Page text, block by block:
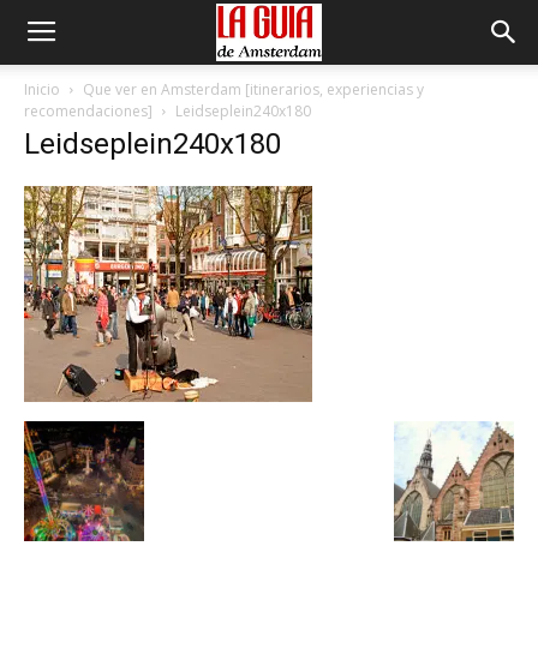
Inicio
Que ver en Amsterdam [itinerarios, experiencias y
recomendaciones]
Leidseplein240x180
Leidseplein240x180